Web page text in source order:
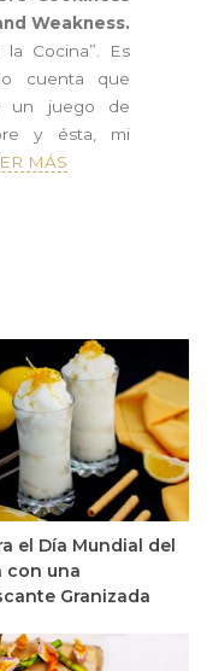
Weakness.
Cocina”. Es
cuenta que
un juego de
y ésta, mi
MÁS
el Día Mundial del
con una
Granizada